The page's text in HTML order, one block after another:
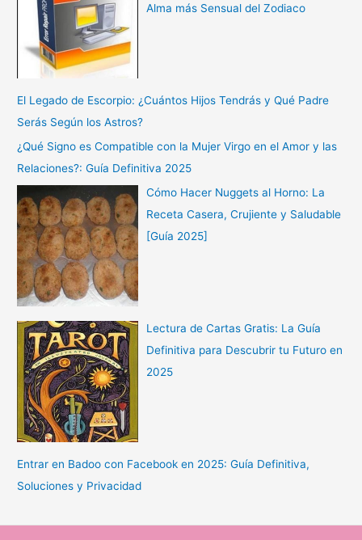
Alma más Sensual del Zodiaco
El Legado de Escorpio: ¿Cuántos Hijos Tendrás y Qué Padre
Serás Según los Astros?
¿Qué Signo es Compatible con la Mujer Virgo en el Amor y las
Relaciones?: Guía Definitiva 2025
Cómo Hacer Nuggets al Horno: La
Receta Casera, Crujiente y Saludable
[Guía 2025]
Lectura de Cartas Gratis: La Guía
Definitiva para Descubrir tu Futuro en
2025
Entrar en Badoo con Facebook en 2025: Guía Definitiva,
Soluciones y Privacidad